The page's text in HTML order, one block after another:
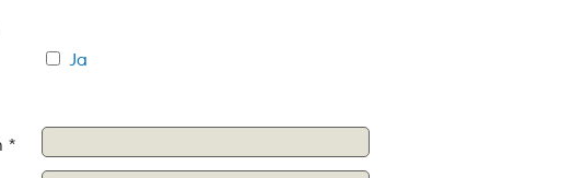
Ja
*